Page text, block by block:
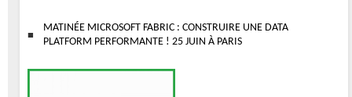
MATINÉE MICROSOFT FABRIC : CONSTRUIRE UNE DATA
PLATFORM PERFORMANTE ! 25 JUIN À PARIS